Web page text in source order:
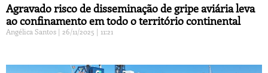
Agravado risco de disseminação de gripe aviária leva
ao confinamento em todo o território continental
Angélica Santos 26/11/2025 11:21